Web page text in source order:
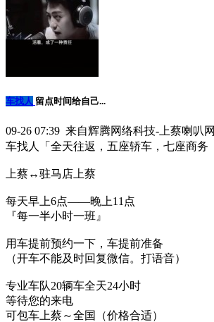
车找人 留点时间给自己...
09-26 07:39 来自辉腾网络科技-上蔡喇叭网
车找人「全天往返，五座轿车，七座商务
上蔡↔️驻马店上蔡
每天早上6点——晚上11点
『每一半小时一班』
用车提前预约一下，车提前准备
（开车不能及时回复微信。打语音）
专业车队20辆车全天24小时
等待您的来电
可包车上蔡～全国（价格合适）